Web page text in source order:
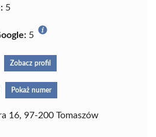
5
5
Zobacz profil
Pokaż numer
16, 97-200 Tomaszów